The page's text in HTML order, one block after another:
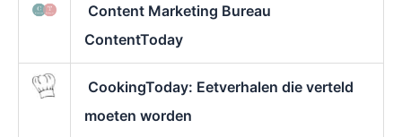
Content Marketing Bureau
ContentToday
CookingToday: Eetverhalen die verteld
moeten worden